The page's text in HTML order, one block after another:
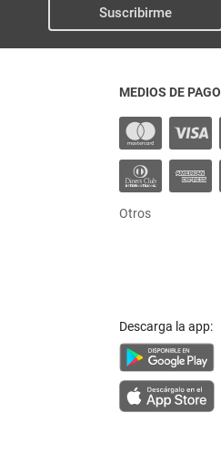
Suscribirme
MEDIOS DE PAGO
Otros
Descarga la app: